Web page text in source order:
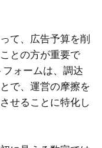
て、広告予算を削
との方が重要で
ォームは、調达
で、運営の摩擦を
せることに特化し